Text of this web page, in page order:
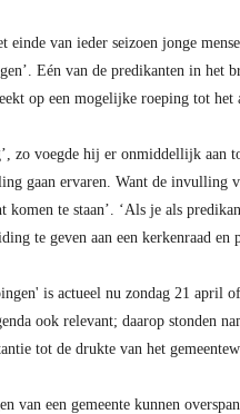
einde van ieder seizoen jonge
Eén van de predikanten in
op een mogelijke roeping tot het
zo voegde hij er onmiddellijk aan
gaan ervaren. Want de invulling
komen te staan’. ‘Als je als
te geven aan een kerkenraad en
is actueel nu zondag 21 april
ook relevant; daarop stonden
tot de drukte van het
van een gemeente kunnen